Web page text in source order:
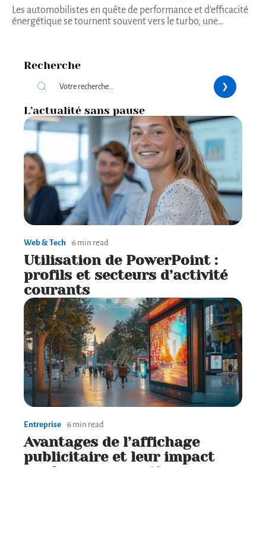
Les automobilistes en quête de performance et d'efficacité
énergétique se tournent souvent vers le turbo, une…
Recherche
L’actualité sans pause
Web & Tech 6 min read
Utilisation de PowerPoint :
profils et secteurs d’activité
courants
Entreprise 6 min read
Avantages de l’affichage
publicitaire et leur impact
sur la consommation